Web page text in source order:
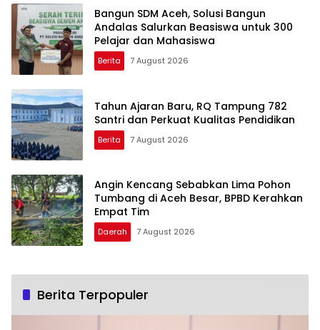
Bangun SDM Aceh, Solusi Bangun
Andalas Salurkan Beasiswa untuk 300
Pelajar dan Mahasiswa
Berita 7 August 2026
Tahun Ajaran Baru, RQ Tampung 782
Santri dan Perkuat Kualitas Pendidikan
Berita 7 August 2026
Angin Kencang Sebabkan Lima Pohon
Tumbang di Aceh Besar, BPBD Kerahkan
Empat Tim
Daerah 7 August 2026
Berita Terpopuler